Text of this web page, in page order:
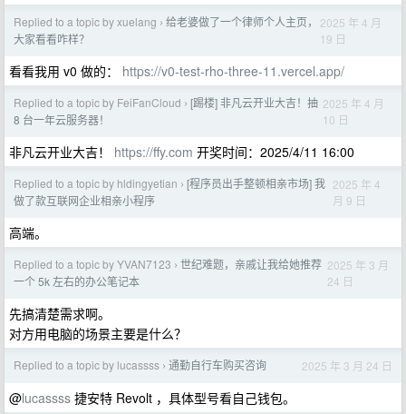
Replied to a topic by xuelang › 给老婆做了一个律师个人主页，
大家看看咋样？
2025 年 4 月
19 日
看看我用 v0 做的： https://v0-test-rho-three-11.vercel.app/
Replied to a topic by FeiFanCloud › [踢楼] 非凡云开业大吉！抽
8 台一年云服务器！
2025 年 4 月
10 日
非凡云开业大吉！ https://ffy.com 开奖时间：2025/4/11 16:00
Replied to a topic by hldingyetian › [程序员出手整顿相亲市场] 我
做了款互联网企业相亲小程序
2025 年 4
月 9 日
高端。
Replied to a topic by YVAN7123 › 世纪难题，亲戚让我给她推荐
一个 5k 左右的办公笔记本
2025 年 3 月
24 日
先搞清楚需求啊。
对方用电脑的场景主要是什么？
Replied to a topic by lucassss › 通勤自行车购买咨询 2025 年 3 月 24 日
@lucassss 捷安特 Revolt ，具体型号看自己钱包。